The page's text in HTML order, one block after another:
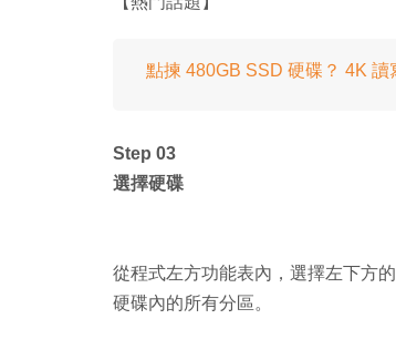
點揀 480GB SSD 硬碟？ 4K 讀
Step 03
選擇硬碟
從程式左方功能表內，選擇左下方
硬碟內的所有分區。